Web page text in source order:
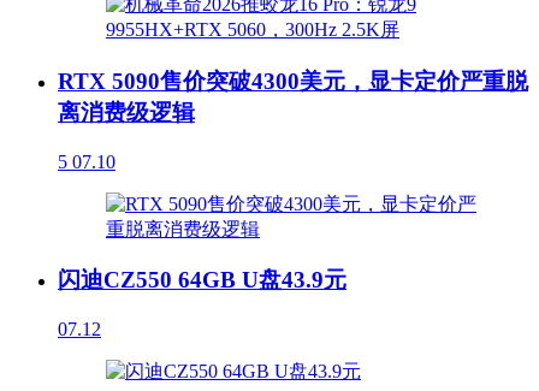
RTX 5090售价突破4300美元，显卡定价严重脱
离消费级逻辑
5 07.10
闪迪CZ550 64GB U盘43.9元
07.12